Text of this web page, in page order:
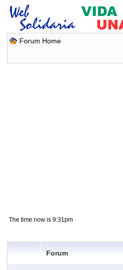
Forum Home
The time now is 9:31pm
Forum